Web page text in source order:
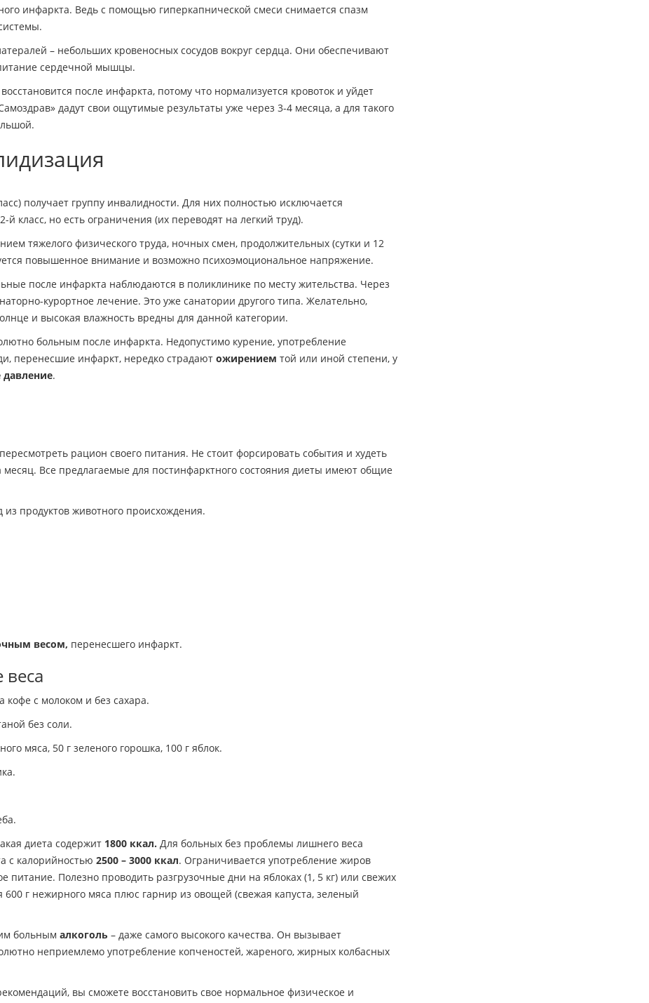
инфаркта. Ведь с помощью гиперкапнической смеси снимается спазм
– небольших кровеносных сосудов вокруг сердца. Они обеспечивают
сердечной мышцы.
после инфаркта, потому что нормализуется кровоток и уйдет
дадут свои ощутимые результаты уже через 3-4 месяца, а для такого
получает группу инвалидности. Для них полностью исключается
класс, но есть ограничения (их переводят на легкий труд).
тяжелого физического труда, ночных смен, продолжительных (сутки и 12
повышенное внимание и возможно психоэмоциональное напряжение.
после инфаркта наблюдаются в поликлинике по месту жительства. Через
курортное лечение. Это уже санатории другого типа. Желательно,
и высокая влажность вредны для данной категории.
больным после инфаркта. Недопустимо курение, употребление
перенесшие инфаркт, нередко страдают ожирением той или иной степени, у
давление.
рацион своего питания. Не стоит форсировать события и худеть
Все предлагаемые для постинфарктного состояния диеты имеют общие
продуктов животного происхождения.
весом, перенесшего инфаркт.
кофе с молоком и без сахара.
без соли.
мяса, 50 г зеленого горошка, 100 г яблок.
диета содержит 1800 ккал. Для больных без проблемы лишнего веса
с калорийностью 2500 – 3000 ккал. Ограничивается употребление жиров
питание. Полезно проводить разгрузочные дни на яблоках (1, 5 кг) или свежих
600 г нежирного мяса плюс гарнир из овощей (свежая капуста, зеленый
больным алкоголь – даже самого высокого качества. Он вызывает
неприемлемо употребление копченостей, жареного, жирных колбасных
вы сможете восстановить свое нормальное физическое и